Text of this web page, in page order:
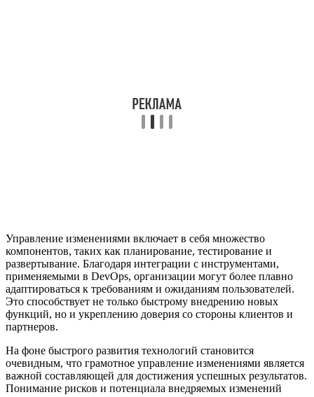
Управление изменениями включает в себя множество
компонентов, таких как планирование, тестирование и
развертывание. Благодаря интеграции с инструментами,
применяемыми в DevOps, организации могут более плавно
адаптироваться к требованиям и ожиданиям пользователей.
Это способствует не только быстрому внедрению новых
функций, но и укреплению доверия со стороны клиентов и
партнеров.
На фоне быстрого развития технологий становится
очевидным, что грамотное управление изменениями является
важной составляющей для достижения успешных результатов.
Понимание рисков и потенциала внедряемых изменений